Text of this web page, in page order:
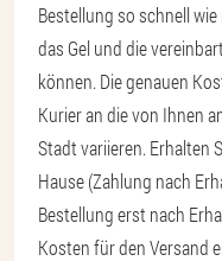
Bestellung so schnell
das Gel und die
können. Die genauen
Kurier an die von Ihnen
Stadt variieren. Erhalten
Hause (Zahlung nach
Bestellung erst nach
Kosten für den Versand